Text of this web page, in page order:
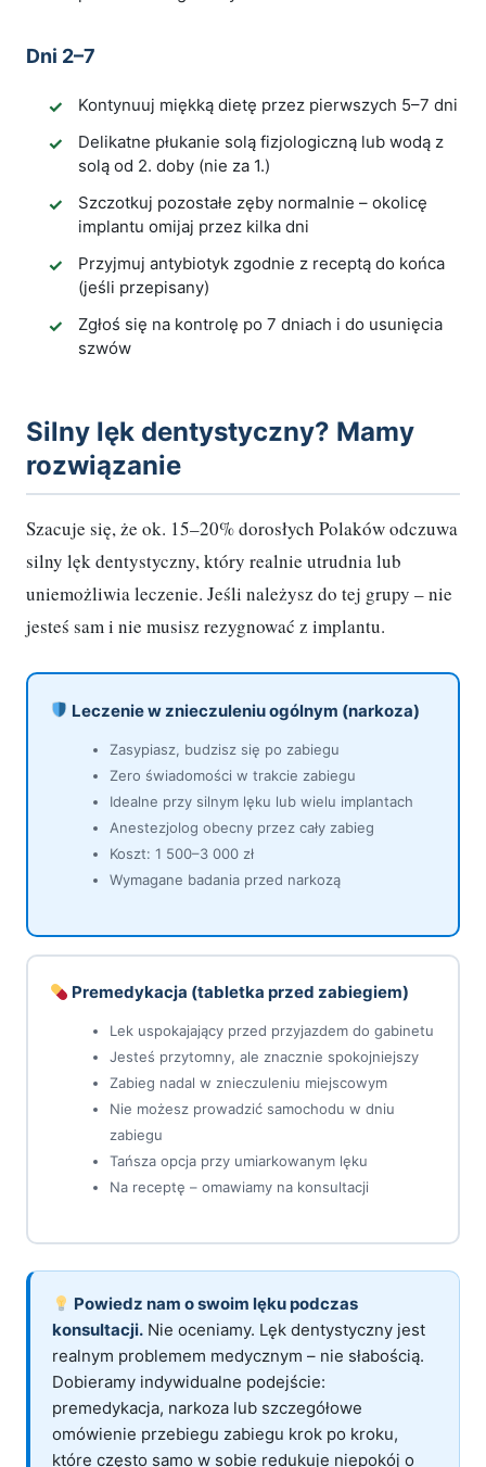
Dni 2–7
Kontynuuj miękką dietę przez pierwszych 5–7 dni
Delikatne płukanie solą fizjologiczną lub wodą z
solą od 2. doby (nie za 1.)
Szczotkuj pozostałe zęby normalnie – okolicę
implantu omijaj przez kilka dni
Przyjmuj antybiotyk zgodnie z receptą do końca
(jeśli przepisany)
Zgłoś się na kontrolę po 7 dniach i do usunięcia
szwów
Silny lęk dentystyczny? Mamy
rozwiązanie
Szacuje się, że ok. 15–20% dorosłych Polaków odczuwa
silny lęk dentystyczny, który realnie utrudnia lub
uniemożliwia leczenie. Jeśli należysz do tej grupy – nie
jesteś sam i nie musisz rezygnować z implantu.
Leczenie w znieczuleniu ogólnym (narkoza)
Zasypiasz, budzisz się po zabiegu
Zero świadomości w trakcie zabiegu
Idealne przy silnym lęku lub wielu implantach
Anestezjolog obecny przez cały zabieg
Koszt: 1 500–3 000 zł
Wymagane badania przed narkozą
Premedykacja (tabletka przed zabiegiem)
Lek uspokajający przed przyjazdem do gabinetu
Jesteś przytomny, ale znacznie spokojniejszy
Zabieg nadal w znieczuleniu miejscowym
Nie możesz prowadzić samochodu w dniu
zabiegu
Tańsza opcja przy umiarkowanym lęku
Na receptę – omawiamy na konsultacji
Powiedz nam o swoim lęku podczas
konsultacji. Nie oceniamy. Lęk dentystyczny jest
realnym problemem medycznym – nie słabością.
Dobieramy indywidualne podejście:
premedykacja, narkoza lub szczegółowe
omówienie przebiegu zabiegu krok po kroku,
które często samo w sobie redukuje niepokój o